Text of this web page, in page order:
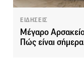
ΕΙΔΗΣΕΙΣ
Μέγαρο
Πώς είναι